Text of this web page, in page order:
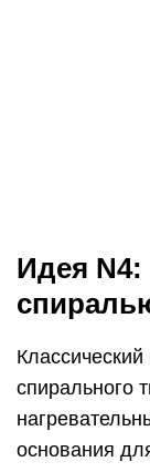
Идея N4:
спирального
основания